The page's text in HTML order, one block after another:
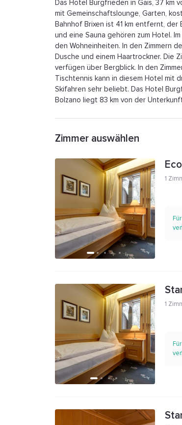
Das Hotel Burgfrieden in Gais, 37
mit Gemeinschaftslounge, Garten,
Bahnhof Brixen ist 41 km entfernt, der
und eine Sauna gehören zum Hotel.
den Wohneinheiten. In den Zimmern
Dusche und einem Haartrockner. Die
verfügen über Bergblick. In den
Tischtennis kann in diesem Hotel mit
Skifahren sehr beliebt. Das Hotel
Bolzano liegt 83 km von der
Zimmer auswählen
1
1